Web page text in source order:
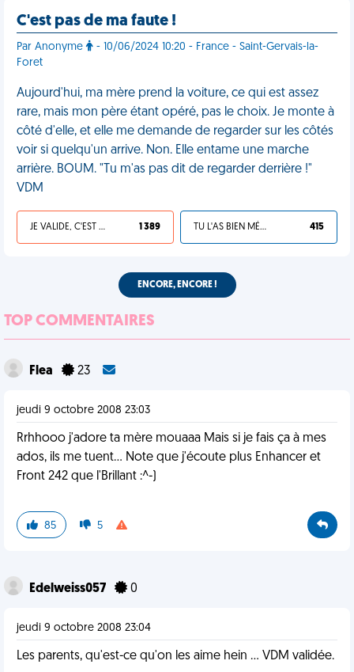
C'est pas de ma faute !
Par Anonyme
- 10/06/2024 10:20 - France - Saint-Gervais-la-
Foret
Aujourd'hui, ma mère prend la voiture, ce qui est assez
rare, mais mon père étant opéré, pas le choix. Je monte à
côté d'elle, et elle me demande de regarder sur les côtés
voir si quelqu'un arrive. Non. Elle entame une marche
arrière. BOUM. "Tu m'as pas dit de regarder derrière !"
VDM
JE VALIDE, C'EST UNE VDM 1 389 TU L'AS BIEN MÉRITÉ 415
ENCORE, ENCORE !
TOP COMMENTAIRES
Flea 23
jeudi 9 octobre 2008 23:03
Rrhhooo j'adore ta mère mouaaa Mais si je fais ça à mes
ados, ils me tuent... Note que j'écoute plus Enhancer et
Front 242 que l'Brillant :^-)
85 5
Edelweiss057 0
jeudi 9 octobre 2008 23:04
Les parents, qu'est-ce qu'on les aime hein ... VDM validée.